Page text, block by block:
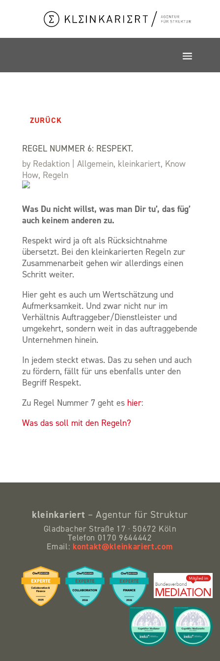
ZURÜCK
REGEL NUMMER 6: RESPEKT.
by Redaktion| Allgemein, kleinkariert, Know
How, Regeln
Was Du nicht willst, was man Dir tu’, das füg’
auch keinem anderen zu.
Respekt wird ja oft als Rücksichtnahme
übersetzt. Bei den kleinkarierten Regeln zur
Zusammenarbeit gehen wir allerdings einen
Schritt weiter.
Hier geht es auch um Wertschätzung und
Aufmerksamkeit. Und zwar nicht nur im
Verhältnis Auftraggeber/Dienstleister und
umgekehrt, sondern weit in das auftraggebende
Unternehmen hinein.
In jedem steckt etwas. Das zu sehen und auch
zu fördern, fällt für uns ebenfalls unter den
Begriff Respekt.
Zu Regel Nummer 7 geht es hier:
Was das soll mit den Regeln?
kleinkariert – Agentur für Struktur
Gladbacher Straße 17 · 50672 Köln
Telefon 0170 9644442
Email: kontakt@kleinkariert.com